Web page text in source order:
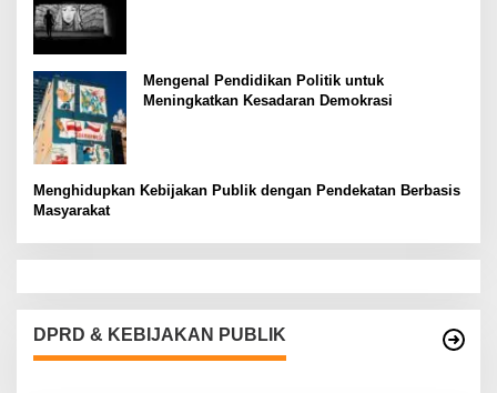
Mengenal Pendidikan Politik untuk
Meningkatkan Kesadaran Demokrasi
Menghidupkan Kebijakan Publik dengan Pendekatan Berbasis
Masyarakat
DPRD & KEBIJAKAN PUBLIK